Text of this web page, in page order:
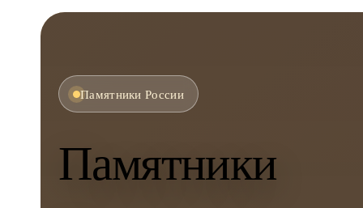
Памятники России
Памятники